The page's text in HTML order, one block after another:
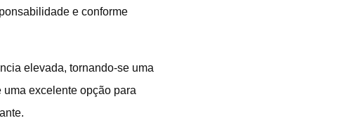
e conforme
elevada, tornando-se uma
excelente opção para